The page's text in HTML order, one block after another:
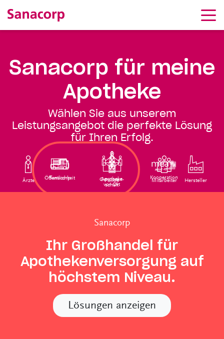
Sanacorp für meine
Apotheke
Wählen Sie aus unserem
Leistungsangebot die perfekte Lösung
für Ihren Erfolg.
Apotheke
vor Ort
Genossen-
schaft
Kooperation
Hersteller
Mitarbeiter
Politik
Öffentlichkeit
Ärzte Sanacorp
Sanacorp
Ihr Großhandel für
Apothekenversorgung auf
höchstem Niveau.
Lösungen anzeigen